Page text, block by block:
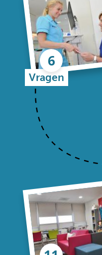
Vragen